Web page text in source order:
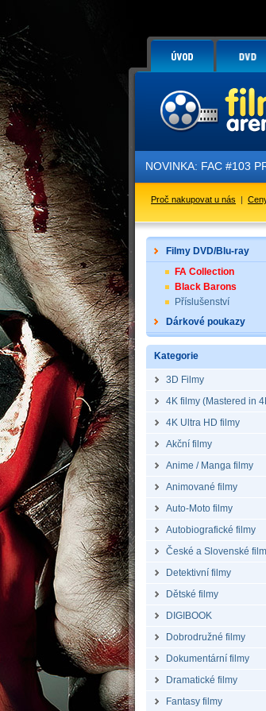
NOVINKA: FAC #103
Proč nakupovat u nás |
Filmy DVD/Blu-ray
FA Collection
Black Barons
Příslušenství
Dárkové poukazy
Kategorie
3D Filmy
4K filmy (Mastered in
4K Ultra HD filmy
Akční filmy
Anime / Manga filmy
Animované filmy
Auto-Moto filmy
Autobiografické filmy
České a Slovenské
Detektivní filmy
Dětské filmy
DIGIBOOK
Dobrodružné filmy
Dokumentární filmy
Dramatické filmy
Fantasy filmy